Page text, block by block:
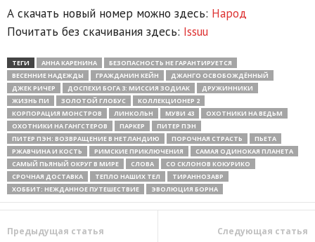
А скачать новый номер можно здесь: Народ
Почитать без скачивания здесь: Issuu
ТЕГИ АННА КАРЕНИНА
БЕЗОПАСНОСТЬ НЕ ГАРАНТИРУЕТСЯ
ВЕСЕННИЕ НАДЕЖДЫ
ГРАЖДАНИН КЕЙН
ДЖАНГО ОСВОБОЖДЁННЫЙ
ДЖЕК РИЧЕР
ДОСПЕХИ БОГА 3: МИССИЯ ЗОДИАК
ДРУЖИННИКИ
ЖИЗНЬ ПИ
ЗОЛОТОЙ ГЛОБУС
КОЛЛЕКЦИОНЕР 2
КОРПОРАЦИЯ МОНСТРОВ
ЛИНКОЛЬН МУВИ 43
ОХОТНИКИ НА ВЕДЬМ
ОХОТНИКИ НА ГАНГСТЕРОВ
ПАРКЕР
ПИТЕР ПЭН
ПИТЕР ПЭН: ВОЗВРАЩЕНИЕ В НЕТЛАНДИЮ
ПОРОЧНАЯ СТРАСТЬ
ПЬЕТА
РЖАВЧИНА И КОСТЬ
РИМСКИЕ ПРИКЛЮЧЕНИЯ
САМАЯ ОДИНОКАЯ ПЛАНЕТА
САМЫЙ ПЬЯНЫЙ ОКРУГ В МИРЕ
СЛОВА
СО СКЛОНОВ КОКУРИКО
СРОЧНАЯ ДОСТАВКА
ТЕПЛО НАШИХ ТЕЛ
ТИРАННОЗАВР
ХОББИТ: НЕЖДАННОЕ ПУТЕШЕСТВИЕ
ЭВОЛЮЦИЯ БОРНА
Предыдущая статья Следующая статья